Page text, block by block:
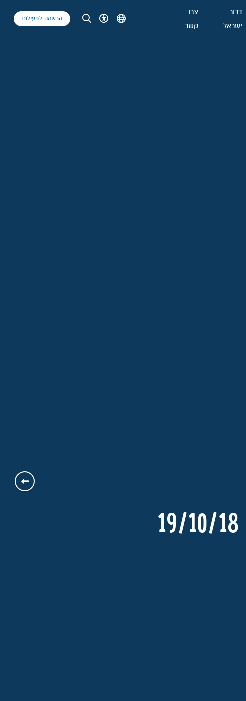
דרור
ישראל
צרו
קשר
הרשמה לפעילות